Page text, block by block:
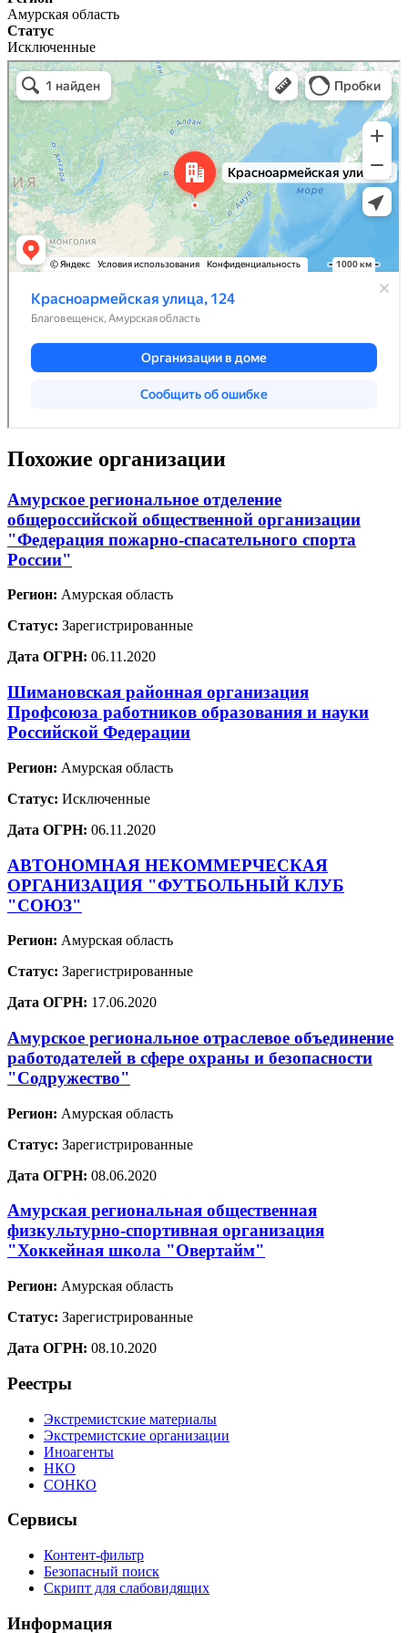
Амурская область
Статус
Исключенные
Похожие организации
Амурское региональное отделение
общероссийской общественной организации
"Федерация пожарно-спасательного спорта
России"
Регион: Амурская область
Статус: Зарегистрированные
Дата ОГРН: 06.11.2020
Шимановская районная организация
Профсоюза работников образования и науки
Российской Федерации
Регион: Амурская область
Статус: Исключенные
Дата ОГРН: 06.11.2020
АВТОНОМНАЯ НЕКОММЕРЧЕСКАЯ
ОРГАНИЗАЦИЯ "ФУТБОЛЬНЫЙ КЛУБ
"СОЮЗ"
Регион: Амурская область
Статус: Зарегистрированные
Дата ОГРН: 17.06.2020
Амурское региональное отраслевое объединение
работодателей в сфере охраны и безопасности
"Содружество"
Регион: Амурская область
Статус: Зарегистрированные
Дата ОГРН: 08.06.2020
Амурская региональная общественная
физкультурно-спортивная организация
"Хоккейная школа "Овертайм"
Регион: Амурская область
Статус: Зарегистрированные
Дата ОГРН: 08.10.2020
Реестры
Экстремистские материалы
Экстремистские организации
Иноагенты
НКО
СОНКО
Сервисы
Контент-фильтр
Безопасный поиск
Скрипт для слабовидящих
Информация